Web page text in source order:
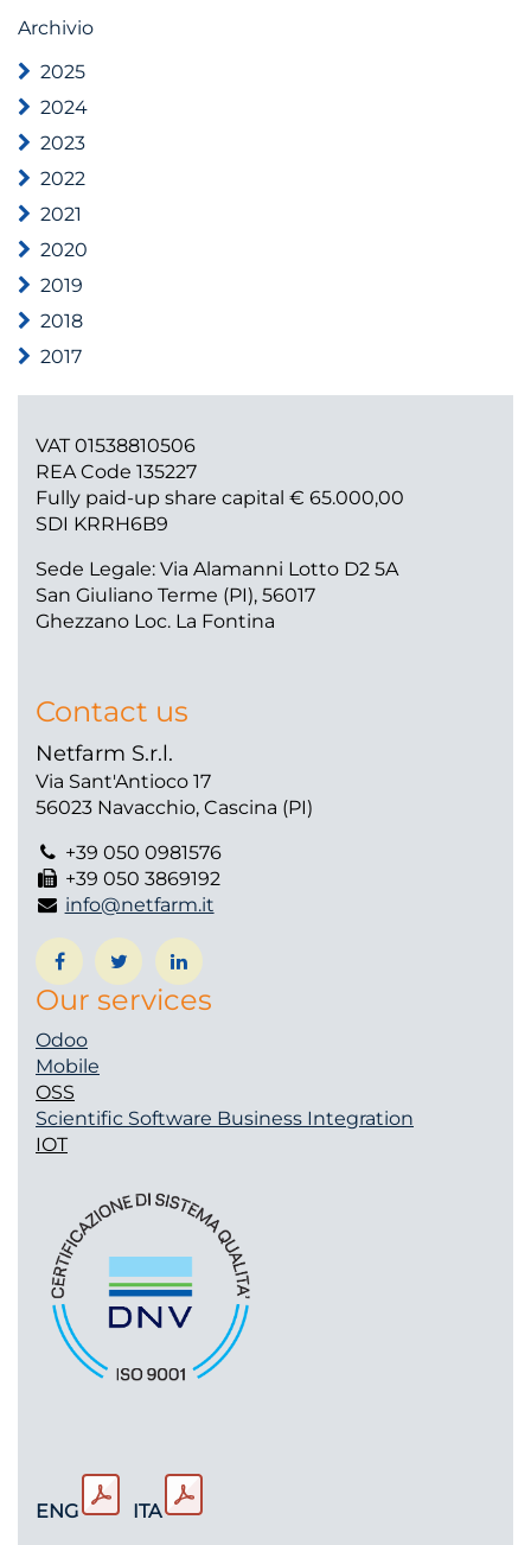
Archivio
2025
2024
2023
2022
2021
2020
2019
2018
2017
VAT 01538810506
REA Code 135227
Fully paid-up share capital € 65.000,00
SDI KRRH6B9
Sede Legale: Via Alamanni Lotto D2 5A
San Giuliano Terme (PI), 56017
Ghezzano Loc. La Fontina
Contact us
Netfarm S.r.l.
Via Sant'Antioco 17
56023 Navacchio, Cascina (PI)
+39 050 0981576
+39 050 3869192
info@netfarm.it
Our services
Odoo
Mobile
OSS
Scientific Software Business Integration
IOT
ENG ITA